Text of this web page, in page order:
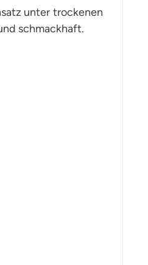
unter trockenen
schmackhaft.